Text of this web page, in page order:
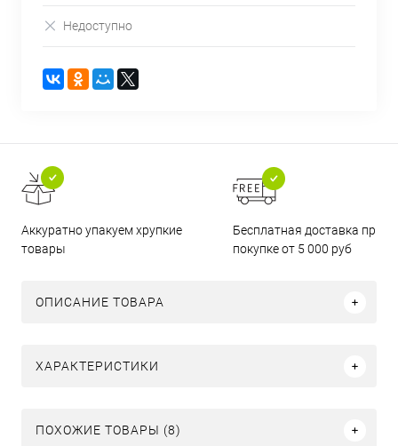
Недоступно
Аккуратно упакуем хрупкие
товары
Бесплатная доставка при
покупке от 5 000 руб
ОПИСАНИЕ ТОВАРА
ХАРАКТЕРИСТИКИ
ПОХОЖИЕ ТОВАРЫ (8)